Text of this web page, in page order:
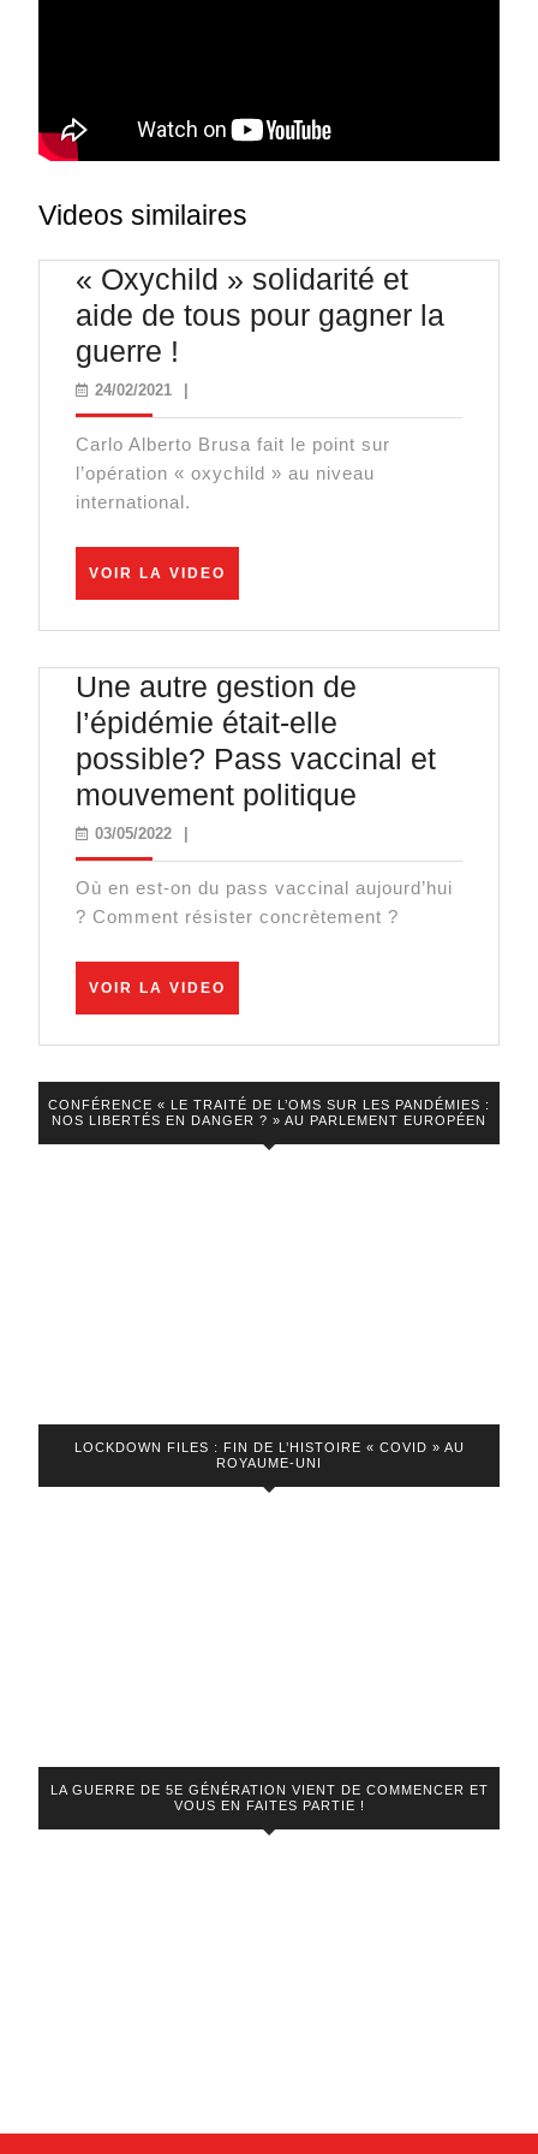
Videos similaires
« Oxychild » solidarité et
aide de tous pour gagner la
guerre !
solidarité
et
aide
de
pour
gagner
la
guerre
!
24/02/202124/02/2021
Carlo Alberto Brusa fait le point sur
l’opération « oxychild » au niveau
international.
VOIR LA VIDEO
Une autre gestion de
l’épidémie était-elle
possible? Pass vaccinal et
mouvement politique
gestion
de
possible?
Pass
vaccinal
et
03/05/202203/05/2022
Où en est-on du pass vaccinal aujourd’hui
? Comment résister concrètement ?
VOIR LA VIDEO
CONFÉRENCE « LE TRAITÉ DE L’OMS SUR LES PANDÉMIES :
NOS LIBERTÉS EN DANGER ? » AU PARLEMENT EUROPÉEN
LOCKDOWN FILES : FIN DE L’HISTOIRE « COVID » AU
ROYAUME-UNI
LA GUERRE DE 5E GÉNÉRATION VIENT DE COMMENCER ET
VOUS EN FAITES PARTIE !